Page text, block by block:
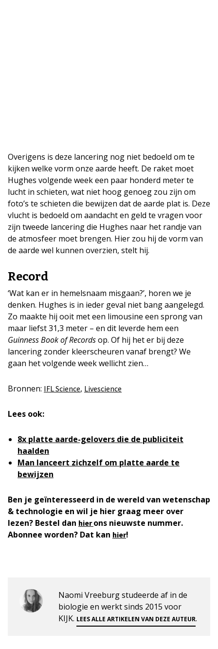
Overigens is deze lancering nog niet bedoeld om te
kijken welke vorm onze aarde heeft. De raket moet
Hughes volgende week een paar honderd meter te
lucht in schieten, wat niet hoog genoeg zou zijn om
foto’s te schieten die bewijzen dat de aarde plat is. Deze
vlucht is bedoeld om aandacht en geld te vragen voor
zijn tweede lancering die Hughes naar het randje van
de atmosfeer moet brengen. Hier zou hij de vorm van
de aarde wel kunnen overzien, stelt hij.
Record
‘Wat kan er in hemelsnaam misgaan?’, horen we je
denken. Hughes is in ieder geval niet bang aangelegd.
Zo maakte hij ooit met een limousine een sprong van
maar liefst 31,3 meter – en dit leverde hem een
Guinness Book of Recordsop. Of hij het er bij deze
lancering zonder kleerscheuren vanaf brengt? We
gaan het volgende week wellicht zien…
Bronnen: IFL Science, Livescience
Lees ook:
8x platte aarde-gelovers die de publiciteit
haalden
Man lanceert zichzelf om platte aarde te
bewijzen
Ben je geïnteresseerd in de wereld van wetenschap
& technologie en wil je hier graag meer over
lezen? Bestel dan hierons nieuwste nummer.
Abonnee worden? Dat kan hier!
Naomi Vreeburg studeerde af in de
biologie en werkt sinds 2015 voor
KIJK. LEES ALLE ARTIKELEN VAN DEZE AUTEUR.